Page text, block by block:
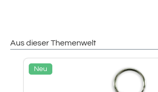
Aus dieser Themenwelt
Produktgalerie überspringen
Neu